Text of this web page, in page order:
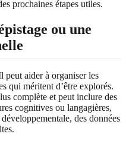
prochaines étapes utiles.
ou une
peut aider à organiser les
qui méritent d’être explorés.
complète et peut inclure des
cognitives ou langagières,
des données